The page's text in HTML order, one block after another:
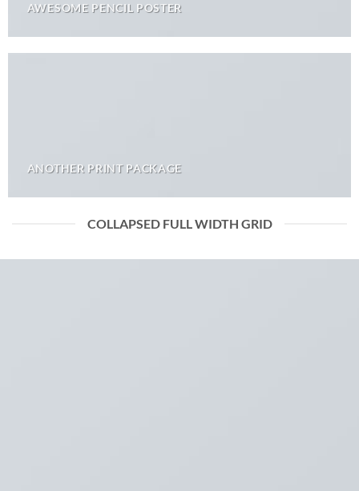
AWESOME PENCIL POSTER
ANOTHER PRINT PACKAGE
COLLAPSED FULL WIDTH GRID